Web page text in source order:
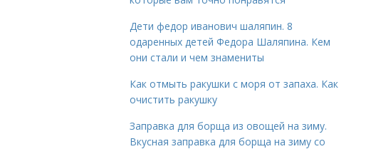
Дети федор иванович шаляпин. 8
одаренных детей Федора Шаляпина. Кем
они стали и чем знамениты
Как отмыть ракушки с моря от запаха. Как
очистить ракушку
Заправка для борща из овощей на зиму.
Вкусная заправка для борща на зиму со